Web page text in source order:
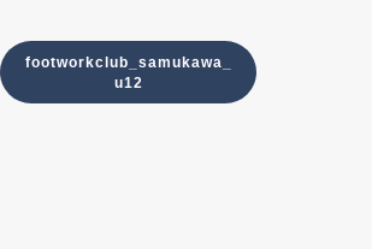
footworkclub_samukawa_
u12